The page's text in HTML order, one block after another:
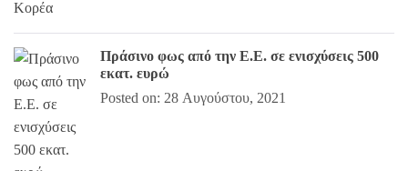
Πράσινο φως από την Ε.Ε. σε ενισχύσεις 500
εκατ. ευρώ
Posted on: 28 Αυγούστου, 2021